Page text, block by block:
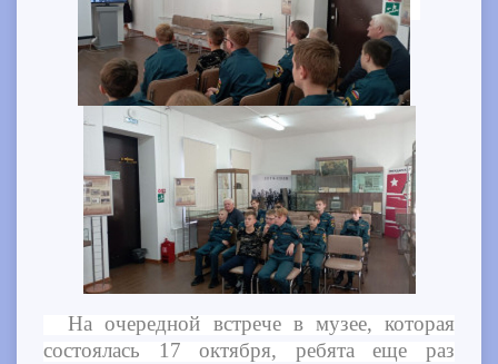
На очередной встрече в музее, которая
состоялась 17 октября, ребята еще раз